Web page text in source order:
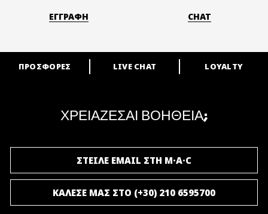
ΕΓΓΡΑΦΗ CHAT
ARE YOU A M·A·C LOVER?
ΠΡΟΣΦΟΡΕΣ LIVE CHAT LOYALTY
ΧΡΕΙΑΖΕΣΑΙ ΒΟΗΘΕΙΑ;
ΣΤΕΙΛΕ EMAIL ΣΤΗ M·A·C
ΚΑΛΕΣΕ ΜΑΣ ΣΤΟ (+30) 210 6595700